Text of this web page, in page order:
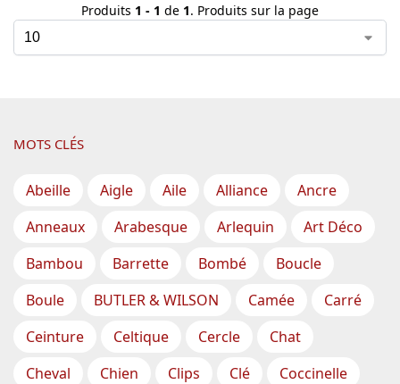
Produits 1 - 1 de 1. Produits sur la page
MOTS CLÉS
Abeille Aigle Aile Alliance
Ancre
Anneaux
Arabesque Arlequin
Art Déco
Bambou
Barrette Bombé
Boucle
Boule
BUTLER & WILSON Camée
Carré
Ceinture
Celtique Cercle
Chat
Cheval
Chien Clips Clé
Coccinelle